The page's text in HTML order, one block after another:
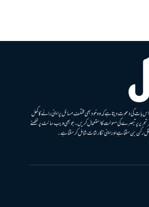
اس بات کی دعوت دیتا ہے کہ وہ خود بھی مختلف مسائل پر اپنی رائے کا کھل
پر تبصرے کی سہولت کا استعمال کریں۔ جو بھی ویب سائٹ پر لکھنے
رکن بن سکتا ہے اور اپنی نگارشات شامل کرسکتا ہے۔